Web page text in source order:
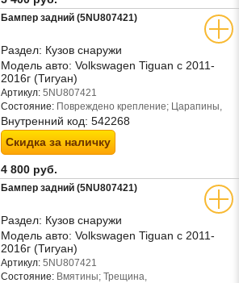
Бампер задний (5NU807421)
Раздел: Кузов снаружи
Модель авто: Volkswagen Tiguan с 2011-
2016г (Тигуан)
Артикул: 5NU807421
Состояние: Повреждено крепление; Царапины,
Внутренний код: 542268
Скидка за наличку
4 800 руб.
Бампер задний (5NU807421)
Раздел: Кузов снаружи
Модель авто: Volkswagen Tiguan с 2011-
2016г (Тигуан)
Артикул: 5NU807421
Состояние: Вмятины; Трещина,